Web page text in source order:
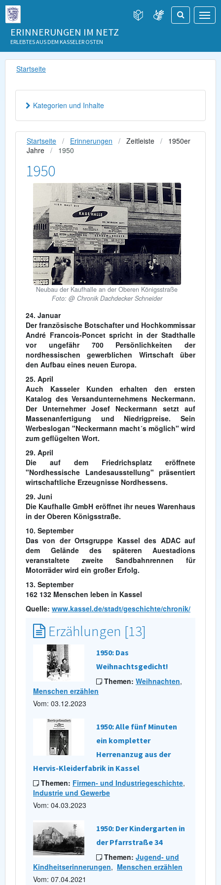
ERINNERUNGEN IM NETZ
ERLEBTES AUS DEM KASSELER OSTEN
Startseite
Startseite Erinnerungen Zeitleiste
1950er
Jahre
1950
1950
Neubau der Kaufhalle an der Oberen Königsstraße
Foto: @ Chronik Dachdecker Schneider
24. Januar
Der französische Botschafter und Hochkommissar
André Francois-Poncet spricht in der Stadthalle
vor ungefähr 700 Persönlichkeiten der
nordhessischen gewerblichen Wirtschaft über
den Aufbau eines neuen Europa.
25. April
Auch Kasseler Kunden erhalten den ersten
Katalog des Versandunternehmens Neckermann.
Der Unternehmer Josef Neckermann setzt auf
Massenanfertigung und Niedrigpreise. Sein
Werbeslogan "Neckermann macht´s möglich" wird
zum geflügelten Wort.
29. April
Die auf dem Friedrichsplatz eröffnete
"Nordhessische Landesausstellung" präsentiert
wirtschaftliche Erzeugnisse Nordhessens.
29. Juni
Die Kaufhalle GmbH eröffnet ihr neues Warenhaus
in der Oberen Königsstraße.
10. September
Das von der Ortsgruppe Kassel des ADAC auf
dem Gelände des späteren Auestadions
veranstaltete zweite Sandbahnrennen für
Motorräder wird ein großer Erfolg.
13. September
162 132 Menschen leben in Kassel
Quelle: www.kassel.de/stadt/geschichte/chronik/
Erzählungen [13]
1950: Das
Weihnachtsgedicht!
Themen: Weihnachten,
Menschen erzählen
Vom: 03.12.2023
1950: Alle fünf Minuten
ein kompletter
Herrenanzug aus der
Hervis-Kleiderfabrik in Kassel
Themen: Firmen- und Industriegeschichte,
Industrie und Gewerbe
Vom: 04.03.2023
1950: Der Kindergarten in
der Pfarrstraße 34
Themen: Jugend- und
Kindheitserinnerungen, Menschen erzählen
Vom: 07.04.2021
Kategorien und Inhalte